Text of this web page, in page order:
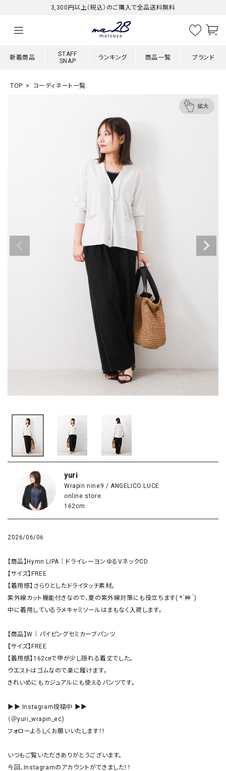
3,300円以上（税込）のご購入で全品送料無料
新着商品
STAFF
SNAP
ランキング 商品一覧 ブランド
TOP コーディネート一覧
yuri
Wrapin nine9 / ANGELICO LUCE
online store.
162cm
2026/06/06
【商品】Hymn LIPA｜ドライレーヨンゆるVネックCD
【サイズ】FREE
【着用感】さらりとしたドライタッチ素材。
紫外線カット機能付きなので、夏の紫外線対策にも役立ちます( *´艸｀)
中に着用しているラメキャミソールはまもなく入荷します。
【商品】W｜パイピングセミカーブパンツ
【サイズ】FREE
【着用感】162㎝で甲が少し隠れる着丈でした。
ウエストはゴムなので楽に履けます。
きれいめにもカジュアルにも使えるパンツです。
▶▶ Instagram投稿中 ▶▶
（＠yuri_wrapin_ec)
フォローよろしくお願いいたします！！
いつもご覧いただきありがとうございます。
今回、Instagramのアカウントができました！！